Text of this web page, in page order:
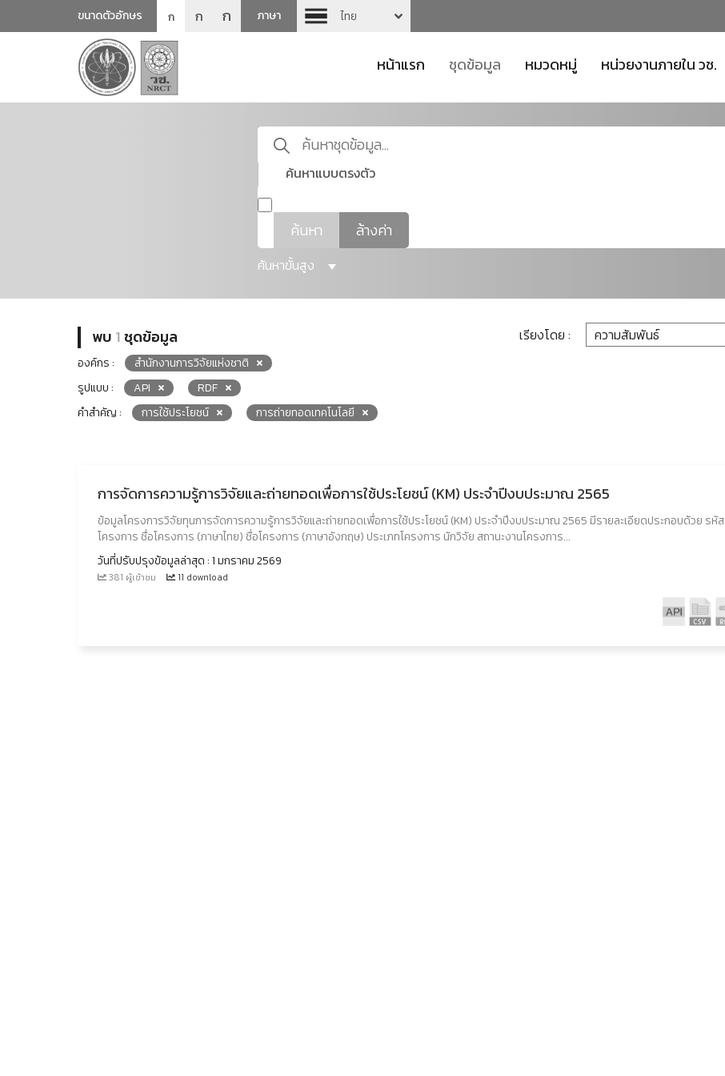
ขนาดตัวอักษร ก ก ก ภาษา ไทย
หน้าแรก ชุดข้อมูล หมวดหมู่ หน่วยงานภายใน วช.
ค้นหาแบบตรงตัว
ค้นหา ล้างค่า
ค้นหาขั้นสูง
พบ 1ชุดข้อมูล
องค์กร :
สำนักงานการวิจัยแห่งชาติ
รูปแบบ :
API
RDF
คำสำคัญ :
การใช้ประโยชน์ การถ่ายทอดเทคโนโลยี
เรียงโดย :
การจัดการความรู้การวิจัยและถ่ายทอดเพื่อการใช้ประโยชน์ (KM) ประจำปีงบประมาณ 2565
ข้อมูลโครงการวิจัยทุนการจัดการความรู้การวิจัยและถ่ายทอดเพื่อการใช้ประโยชน์ (KM) ประจำปีงบประมาณ 2565 มีรายละเอียดประกอบด้วย รหัส
โครงการ ชื่อโครงการ (ภาษาไทย) ชื่อโครงการ (ภาษาอังกฤษ) ประเภทโครงการ นักวิจัย สถานะงานโครงการ...
วันที่ปรับปรุงข้อมูลล่าสุด : 1 มกราคม 2569
381 ผู้เข้าชม 11 download